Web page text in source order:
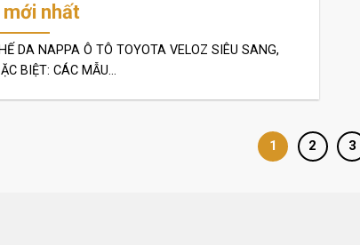
mới nhất
DA NAPPA Ô TÔ TOYOTA VELOZ SIÊU SANG,
BIỆT: CÁC MẪU...
1 2 3